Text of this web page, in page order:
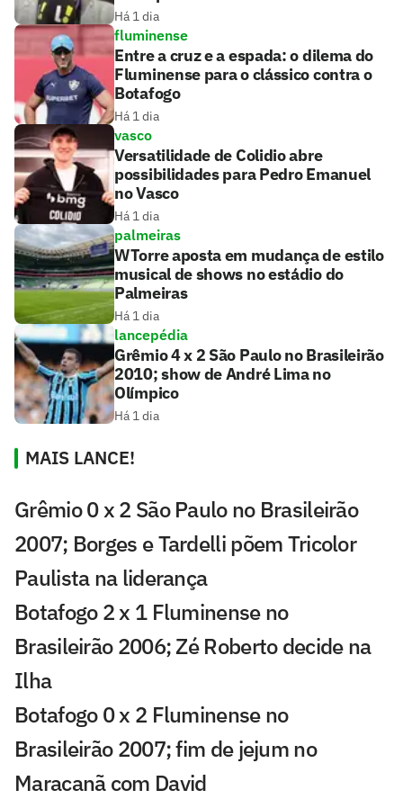
Há 1 dia
fluminense
Entre a cruz e a espada: o dilema do
Fluminense para o clássico contra o
Botafogo
Há 1 dia
vasco
Versatilidade de Colidio abre
possibilidades para Pedro Emanuel
no Vasco
Há 1 dia
palmeiras
WTorre aposta em mudança de estilo
musical de shows no estádio do
Palmeiras
Há 1 dia
lancepédia
Grêmio 4 x 2 São Paulo no Brasileirão
2010; show de André Lima no
Olímpico
Há 1 dia
MAIS LANCE!
Grêmio 0 x 2 São Paulo no Brasileirão
2007; Borges e Tardelli põem Tricolor
Paulista na liderança
Botafogo 2 x 1 Fluminense no
Brasileirão 2006; Zé Roberto decide na
Ilha
Botafogo 0 x 2 Fluminense no
Brasileirão 2007; fim de jejum no
Maracanã com David